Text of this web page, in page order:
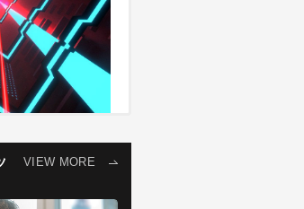
となる15歳のアマ
VIEW MORE